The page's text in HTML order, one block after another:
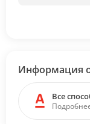
Информация
Все